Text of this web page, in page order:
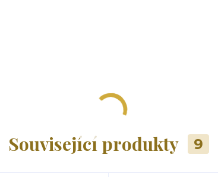
Související produkty 9